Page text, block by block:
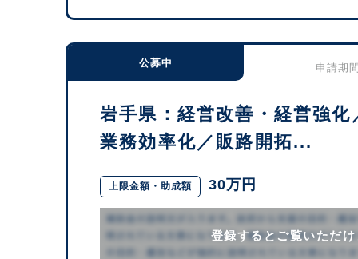
公募中 申請期
岩手県：経営改善・経営強化
業務効率化／販路開拓...
上限金額・助成額 30万円
登録するとご覧いただ